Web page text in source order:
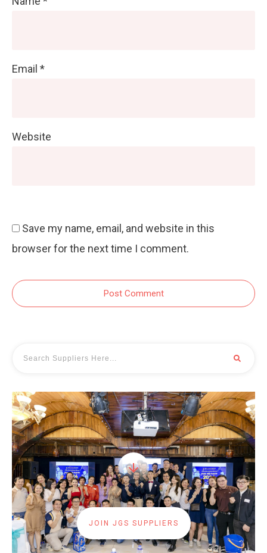
Email *
Website
Save my name, email, and website in this
browser for the next time I comment.
Post Comment
JOIN JGS SUPPLIERS